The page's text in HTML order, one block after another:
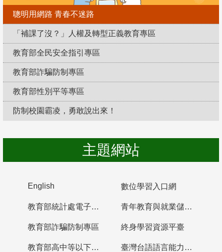
聰明用網路 青春不迷路
「補課了沒？」人權及轉型正義教育專區
教育部全民安全指引專區
教育部詐騙防制專區
教育部性別平等專區
防制校園霸凌，勇敢說出來！
主題網站
English 數位學習入口網
教育部統計處電子書櫃 青年教育與就業儲蓄帳戶
教育部詐騙防制專區 終身學習資源平臺
教育部高中等以下學校及幼兒園教師資格檢定考試 臺灣台語語言能力認證網站